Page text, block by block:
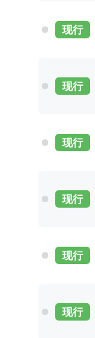
现行
现行
现行
现行
现行
现行